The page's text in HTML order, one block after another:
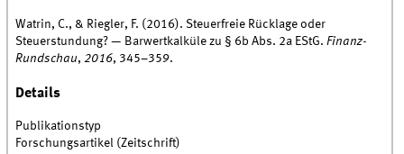
Watrin, C., & Riegler, F. (2016). Steuerfreie Rücklage oder
Steuerstundung? — Barwertkalküle zu § 6b Abs. 2a EStG.Finanz-
Rundschau,2016, 345–359.
Details
Publikationstyp
Forschungsartikel (Zeitschrift)